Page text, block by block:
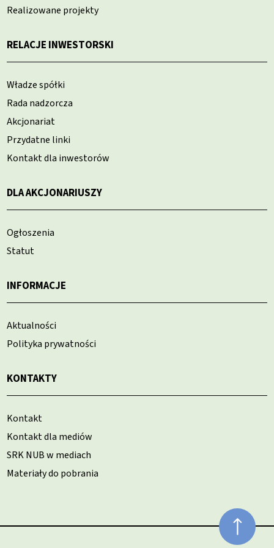
Realizowane projekty
RELACJE INWESTORSKI
Władze spółki
Rada nadzorcza
Akcjonariat
Przydatne linki
Kontakt dla inwestorów
DLA AKCJONARIUSZY
Ogłoszenia
Statut
INFORMACJE
Aktualności
Polityka prywatności
KONTAKTY
Kontakt
Kontakt dla mediów
SRK NUB w mediach
Materiały do pobrania